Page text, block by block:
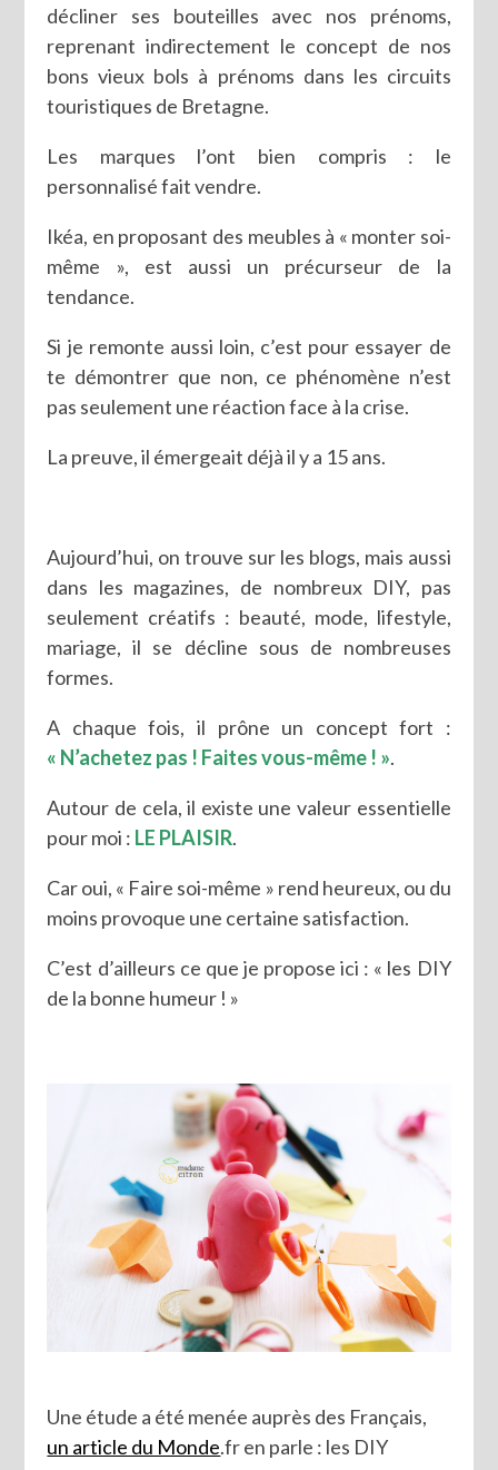
décliner ses bouteilles avec nos prénoms,
reprenant indirectement le concept de nos
bons vieux bols à prénoms dans les circuits
touristiques de Bretagne.
Les marques l’ont bien compris : le
personnalisé fait vendre.
Ikéa, en proposant des meubles à « monter soi-
même », est aussi un précurseur de la
tendance.
Si je remonte aussi loin, c’est pour essayer de
te démontrer que non, ce phénomène n’est
pas seulement une réaction face à la crise.
La preuve, il émergeait déjà il y a 15 ans.
Aujourd’hui, on trouve sur les blogs, mais aussi
dans les magazines, de nombreux DIY, pas
seulement créatifs : beauté, mode, lifestyle,
mariage, il se décline sous de nombreuses
formes.
A chaque fois, il prône un concept fort :
« N’achetez pas ! Faites vous-même ! ».
Autour de cela, il existe une valeur essentielle
pour moi : LE PLAISIR.
Car oui, « Faire soi-même » rend heureux, ou du
moins provoque une certaine satisfaction.
C’est d’ailleurs ce que je propose ici : « les DIY
de la bonne humeur ! »
Une étude a été menée auprès des Français,
un article du Monde.fr en parle : les DIY